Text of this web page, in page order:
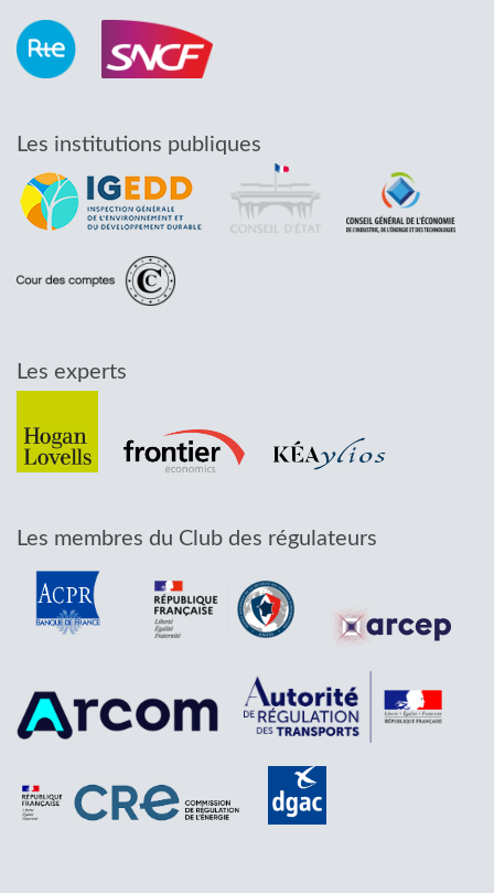
Les institutions publiques
Les experts
Les membres du Club des régulateurs